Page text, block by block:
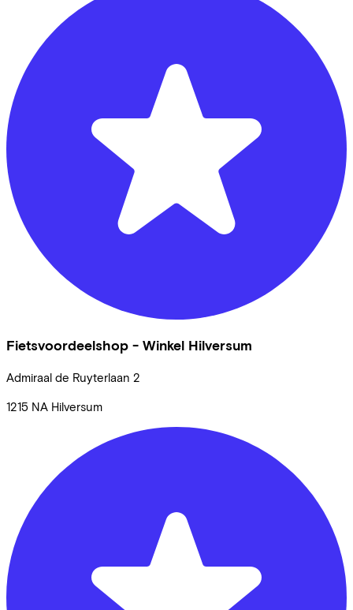
Fietsvoordeelshop - Winkel Hilversum
Admiraal de Ruyterlaan 2
1215 NA Hilversum